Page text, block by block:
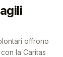
offrono
la Caritas